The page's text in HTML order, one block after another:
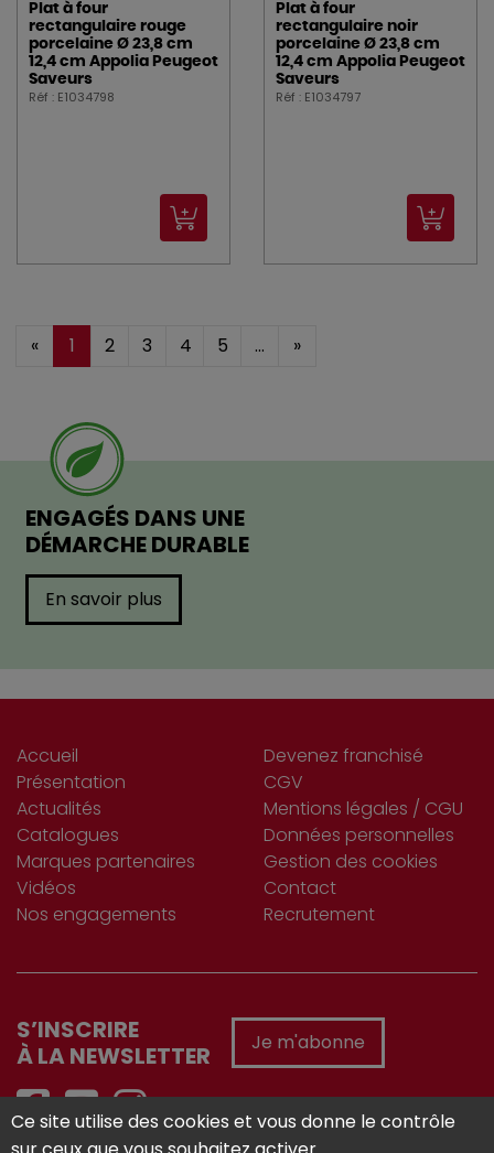
Plat à four
rectangulaire rouge
porcelaine Ø 23,8 cm
12,4 cm Appolia Peugeot
Saveurs
Réf : E1034798
Plat à four
rectangulaire noir
porcelaine Ø 23,8 cm
12,4 cm Appolia Peugeot
Saveurs
Réf : E1034797
« 1 2 3 4 5 ... »
ENGAGÉS DANS UNE
DÉMARCHE DURABLE
En savoir plus
Accueil
Présentation
Actualités
Catalogues
Marques partenaires
Vidéos
Nos engagements
Devenez franchisé
CGV
Mentions légales / CGU
Données personnelles
Gestion des cookies
Contact
Recrutement
S’INSCRIRE
À LA NEWSLETTER
Je m'abonne
Ce site utilise des cookies et vous donne le contrôle